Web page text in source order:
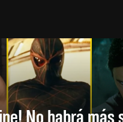
No habrá más